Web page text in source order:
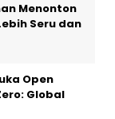
Menonton
Seru dan
Open
Global